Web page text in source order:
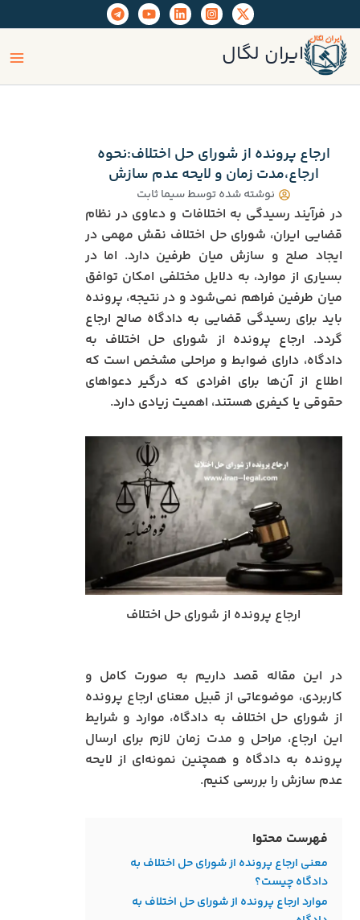
به
محتوا
ایران لگال
ارجاع پرونده از شورای حل اختلاف:نحوه
ارجاع،مدت زمان و لایحه عدم سازش
نوشته شده توسطسیما ثابت
در فرآیند رسیدگی به اختلافات و دعاوی در نظام
قضایی ایران، شورای حل اختلاف نقش مهمی در
ایجاد صلح و سازش میان طرفین دارد. اما در
بسیاری از موارد، به دلایل مختلفی امکان توافق
میان طرفین فراهم نمی‌شود و در نتیجه، پرونده
باید برای رسیدگی قضایی به دادگاه صالح ارجاع
گردد. ارجاع پرونده از شورای حل اختلاف به
دادگاه، دارای ضوابط و مراحلی مشخص است که
اطلاع از آن‌ها برای افرادی که درگیر دعواهای
حقوقی یا کیفری هستند، اهمیت زیادی دارد.
ارجاع پرونده از شورای حل اختلاف
در این مقاله قصد داریم به صورت کامل و
کاربردی، موضوعاتی از قبیل معنای ارجاع پرونده
از شورای حل اختلاف به دادگاه، موارد و شرایط
این ارجاع، مراحل و مدت زمان لازم برای ارسال
پرونده به دادگاه و همچنین نمونه‌ای از لایحه
عدم سازش را بررسی کنیم.
فهرست محتوا
معنی ارجاع پرونده از شورای حل اختلاف به
دادگاه چیست؟
موارد ارجاع پرونده از شورای حل اختلاف به